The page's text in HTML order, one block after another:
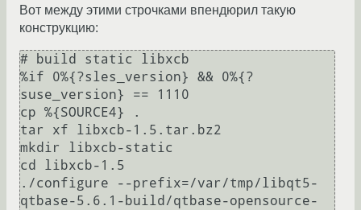
Вот между этими строчками впендюрил такую
конструкцию:
# build static libxcb
%if 0%{?sles_version} && 0%{?
suse_version} == 1110
cp %{SOURCE4} .
tar xf libxcb-1.5.tar.bz2
mkdir libxcb-static
cd libxcb-1.5
./configure --prefix=/var/tmp/libqt5-
qtbase-5.6.1-build/qtbase-opensource-